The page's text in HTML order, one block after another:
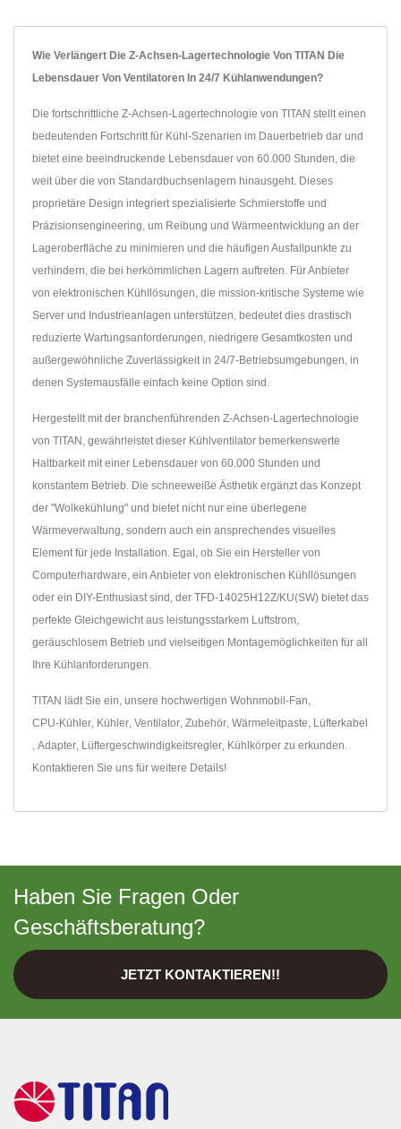
Wie Verlängert Die Z-Achsen-Lagertechnologie Von TITAN Die
Lebensdauer Von Ventilatoren In 24/7 Kühlanwendungen?
Die fortschrittliche Z-Achsen-Lagertechnologie von TITAN stellt einen
bedeutenden Fortschritt für Kühl-Szenarien im Dauerbetrieb dar und
bietet eine beeindruckende Lebensdauer von 60.000 Stunden, die
weit über die von Standardbuchsenlagern hinausgeht. Dieses
proprietäre Design integriert spezialisierte Schmierstoffe und
Präzisionsengineering, um Reibung und Wärmeentwicklung an der
Lageroberfläche zu minimieren und die häufigen Ausfallpunkte zu
verhindern, die bei herkömmlichen Lagern auftreten. Für Anbieter
von elektronischen Kühllösungen, die mission-kritische Systeme wie
Server und Industrieanlagen unterstützen, bedeutet dies drastisch
reduzierte Wartungsanforderungen, niedrigere Gesamtkosten und
außergewöhnliche Zuverlässigkeit in 24/7-Betriebsumgebungen, in
denen Systemausfälle einfach keine Option sind.
Hergestellt mit der branchenführenden Z-Achsen-Lagertechnologie
von TITAN, gewährleistet dieser Kühlventilator bemerkenswerte
Haltbarkeit mit einer Lebensdauer von 60.000 Stunden und
konstantem Betrieb. Die schneeweiße Ästhetik ergänzt das Konzept
der "Wolkekühlung" und bietet nicht nur eine überlegene
Wärmeverwaltung, sondern auch ein ansprechendes visuelles
Element für jede Installation. Egal, ob Sie ein Hersteller von
Computerhardware, ein Anbieter von elektronischen Kühllösungen
oder ein DIY-Enthusiast sind, der TFD-14025H12Z/KU(SW) bietet das
perfekte Gleichgewicht aus leistungsstarkem Luftstrom,
geräuschlosem Betrieb und vielseitigen Montagemöglichkeiten für all
Ihre Kühlanforderungen.
TITAN lädt Sie ein, unsere hochwertigen Wohnmobil-Fan
CPU-Kühler Kühler Ventilator Zubehör Wärmeleitpaste Lüfterkabel
Adapter Lüftergeschwindigkeitsregler Kühlkörper zu erkunden.
Kontaktieren Sie uns für weitere Details!
Haben Sie Fragen Oder
Geschäftsberatung?
JETZT KONTAKTIEREN!!